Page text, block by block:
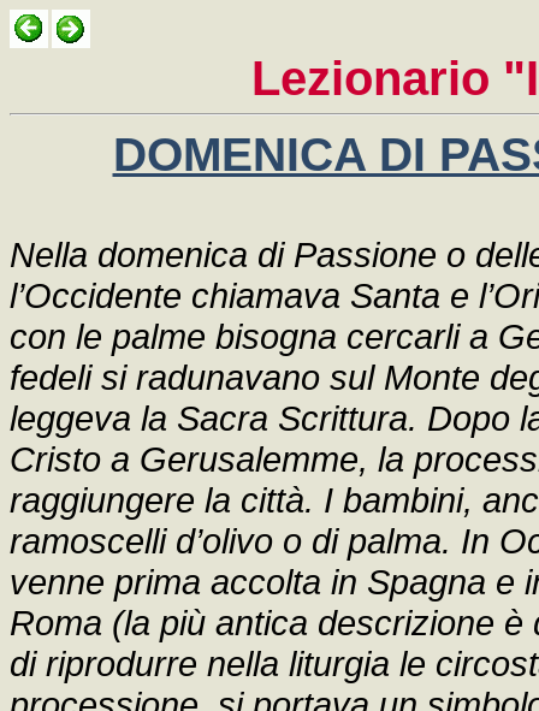
Lezionario
DOMENICA DI
Nella domenica di Passione o
l’Occidente chiamava Santa e
con le palme bisogna cercarli a
fedeli si radunavano sul Monte
leggeva la Sacra Scrittura. Dopo
Cristo a Gerusalemme, la
raggiungere la città. I bambini,
ramoscelli d’olivo o di palma. In
venne prima accolta in Spagna e
Roma (la più antica descrizione
di riprodurre nella liturgia le